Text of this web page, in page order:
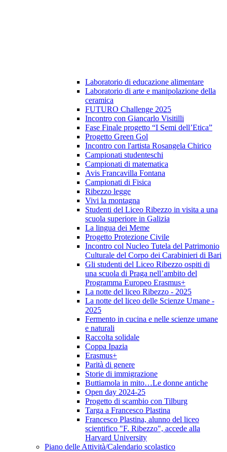
Laboratorio di educazione alimentare
Laboratorio di arte e manipolazione della
ceramica
FUTURO Challenge 2025
Incontro con Giancarlo Visitilli
Fase Finale progetto “I Semi dell’Etica”
Progetto Green Gol
Incontro con l'artista Rosangela Chirico
Campionati studenteschi
Campionati di matematica
Avis Francavilla Fontana
Campionati di Fisica
Ribezzo legge
Vivi la montagna
Studenti del Liceo Ribezzo in visita a una
scuola superiore in Galizia
La lingua dei Meme
Progetto Protezione Civile
Incontro col Nucleo Tutela del Patrimonio
Culturale del Corpo dei Carabinieri di Bari
Gli studenti del Liceo Ribezzo ospiti di
una scuola di Praga nell’ambito del
Programma Europeo Erasmus+
La notte del liceo Ribezzo - 2025
La notte del liceo delle Scienze Umane -
2025
Fermento in cucina e nelle scienze umane
e naturali
Raccolta solidale
Coppa Ipazia
Erasmus+
Parità di genere
Storie di immigrazione
Buttiamola in mito…Le donne antiche
Open day 2024-25
Progetto di scambio con Tilburg
Targa a Francesco Plastina
Francesco Plastina, alunno del liceo
scientifico "F. Ribezzo", accede alla
Harvard University
Piano delle Attività/Calendario scolastico